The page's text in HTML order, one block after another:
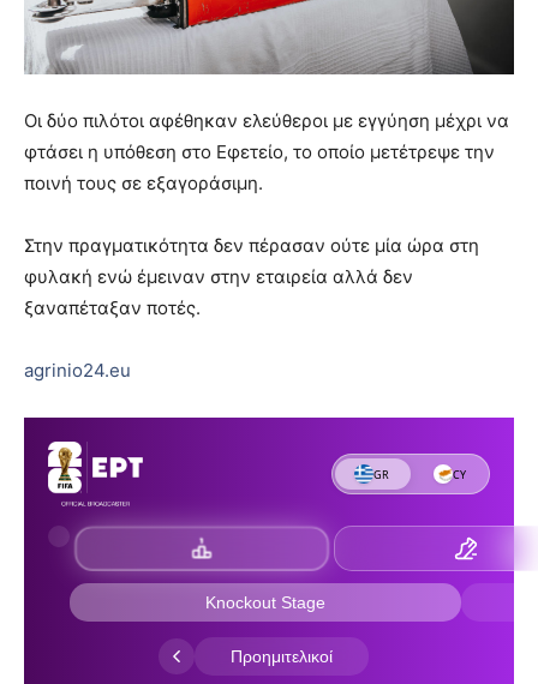
Οι δύο πιλότοι αφέθηκαν ελεύθεροι με εγγύηση μέχρι να
φτάσει η υπόθεση στο Εφετείο, το οποίο μετέτρεψε την
ποινή τους σε εξαγοράσιμη.
Στην πραγματικότητα δεν πέρασαν ούτε μία ώρα στη
φυλακή ενώ έμειναν στην εταιρεία αλλά δεν
ξαναπέταξαν ποτές.
agrinio24.eu